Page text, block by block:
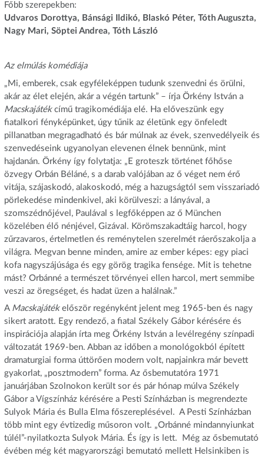
Főbb szerepekben:
Udvaros Dorottya, Bánsági Ildikó, Blaskó Péter, Tóth Auguszta,
Nagy Mari, Söptei Andrea, Tóth László
Az elmúlás komédiája
„Mi, emberek, csak egyféleképpen tudunk szenvedni és örülni,
akár az élet elején, akár a végén tartunk” – írja Örkény István a
Macskajátékcímű tragikomédiája elé. Ha előveszünk egy
fiatalkori fényképünket, úgy tűnik az életünk egy önfeledt
pillanatban megragadható és bár múlnak az évek, szenvedélyeik és
szenvedéseink ugyanolyan elevenen élnek bennünk, mint
hajdanán. Örkény így folytatja: „E groteszk történet főhőse
özvegy Orbán Béláné, s a darab valójában az ő véget nem érő
vitája, szájaskodó, alakoskodó, még a hazugságtól sem visszariadó
pörlekedése mindenkivel, aki körülveszi: a lányával, a
szomszédnőjével, Paulával s legfőképpen az ő München
közelében élő nénjével, Gizával. Körömszakadtáig harcol, hogy
zűrzavaros, értelmetlen és reménytelen szerelmét ráerőszakolja a
világra. Megvan benne minden, amire az ember képes: egy piaci
kofa nagyszájúsága és egy görög tragika fensége. Mit is tehetne
mást? Orbánné a természet törvényei ellen harcol, mert semmibe
veszi az öregséget, és hadat üzen a halálnak.”
A Macskajátékelőször regényként jelent meg 1965-ben és nagy
sikert aratott. Egy rendező, a fiatal Székely Gábor kérésére és
inspirációja alapján írta meg Örkény István a levélregény színpadi
változatát 1969-ben. Abban az időben a monológokból épített
dramaturgiai forma úttörően modern volt, napjainkra már bevett
gyakorlat, „posztmodern” forma. Az ősbemutatóra 1971
januárjában Szolnokon került sor és pár hónap múlva Székely
Gábor a Vígszínház kérésére a Pesti Színházban is megrendezte
Sulyok Mária és Bulla Elma főszereplésével. A Pesti Színházban
több mint egy évtizedig műsoron volt. „Orbánné mindannyiunkat
túlél”-nyilatkozta Sulyok Mária. És így is lett. Még az ősbemutató
évében még két magyarországi bemutató mellett Helsinkiben is